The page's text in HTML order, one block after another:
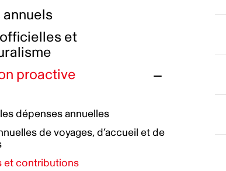
autochtone
autochtone
sur le
pour la parité
de diversité,
et d'accessibilité
pour le récit authentique
et l’auto-identification
et avantages
d’entreprise
et
proactive
dépenses annuelles
de voyages, d’accueil et de
et contributions